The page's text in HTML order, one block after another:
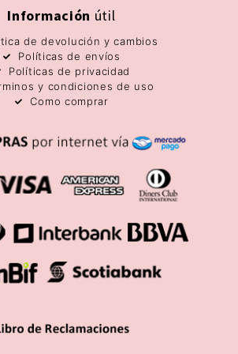
Información útil
de devolución y cambios
Políticas de envíos
Políticas de privacidad
y condiciones de uso
Como comprar